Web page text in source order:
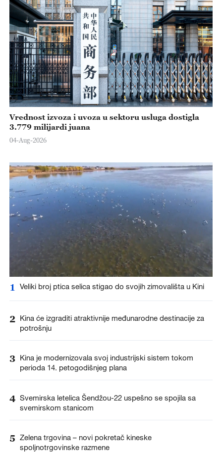
Vrednost izvoza i uvoza u sektoru usluga dostigla
3.779 milijardi juana
04-Aug-2026
1 Veliki broj ptica selica stigao do svojih zimovališta u Kini
2 Kina će izgraditi atraktivnije međunarodne destinacije za
potrošnju
3 Kina je modernizovala svoj industrijski sistem tokom
perioda 14. petogodišnjeg plana
4 Svemirska letelica Šendžou-22 uspešno se spojila sa
svemirskom stanicom
5 Zelena trgovina – novi pokretač kineske
spoljnotrgovinske razmene